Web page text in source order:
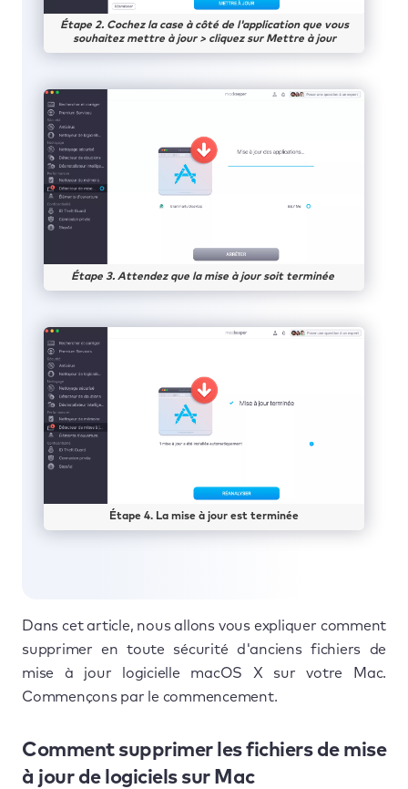
Étape 2. Cochez la case à côté de l'application que vous
souhaitez mettre à jour > cliquez sur Mettre à jour
Étape 3. Attendez que la mise à jour soit terminée
Étape 4. La mise à jour est terminée
Dans cet article, nous allons vous expliquer comment
supprimer en toute sécurité d'anciens fichiers de
mise à jour logicielle macOS X sur votre Mac.
Commençons par le commencement.
Comment supprimer les fichiers de mise
à jour de logiciels sur Mac